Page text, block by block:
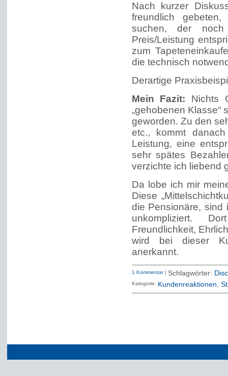
Nach kurzer
freundlich
suchen, der noch
Preis/Leistung
zum
die technisch
Derartige
Mein Fazit: Nichts
„gehobenen Klasse“
geworden. Zu den
etc., kommt
Leistung, eine
sehr spätes
verzichte ich liebend
Da lobe ich mir
Diese
die Pensionäre, sind
unkompliziert.
Freundlichkeit,
wird bei dieser
anerkannt.
1 Kommentar| Schlagwörter:
Kategorie: Kundenreaktionen